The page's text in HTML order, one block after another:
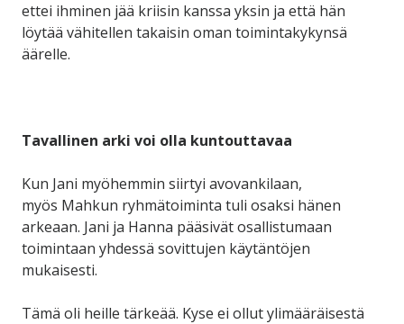
ettei ihminen jää kriisin kanssa yksin ja että hän
löytää vähitellen takaisin oman toimintakykynsä
äärelle.
Tavallinen arki voi olla kuntouttavaa
Kun Jani myöhemmin siirtyi avovankilaan,
myös Mahkun ryhmätoiminta tuli osaksi hänen
arkeaan. Jani ja Hanna pääsivät osallistumaan
toimintaan yhdessä sovittujen käytäntöjen
mukaisesti.
Tämä oli heille tärkeää. Kyse ei ollut ylimääräisestä